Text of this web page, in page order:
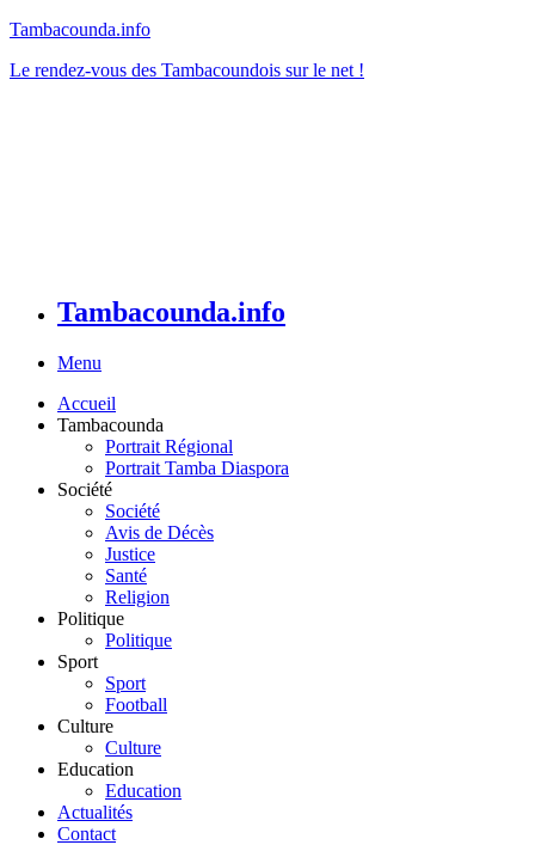
Tambacounda.info
Le rendez-vous des Tambacoundois sur le net !
Tambacounda.info
Menu
Accueil
Tambacounda
Portrait Régional
Portrait Tamba Diaspora
Société
Société
Avis de Décès
Justice
Santé
Religion
Politique
Politique
Sport
Sport
Football
Culture
Culture
Education
Education
Actualités
Contact